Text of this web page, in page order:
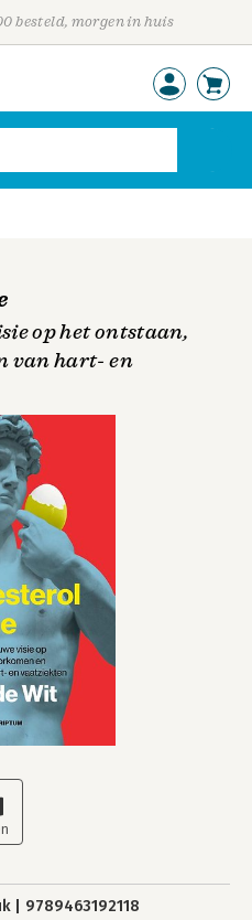
besteld, morgen in huis
op het ontstaan,
van hart- en
9789463192118